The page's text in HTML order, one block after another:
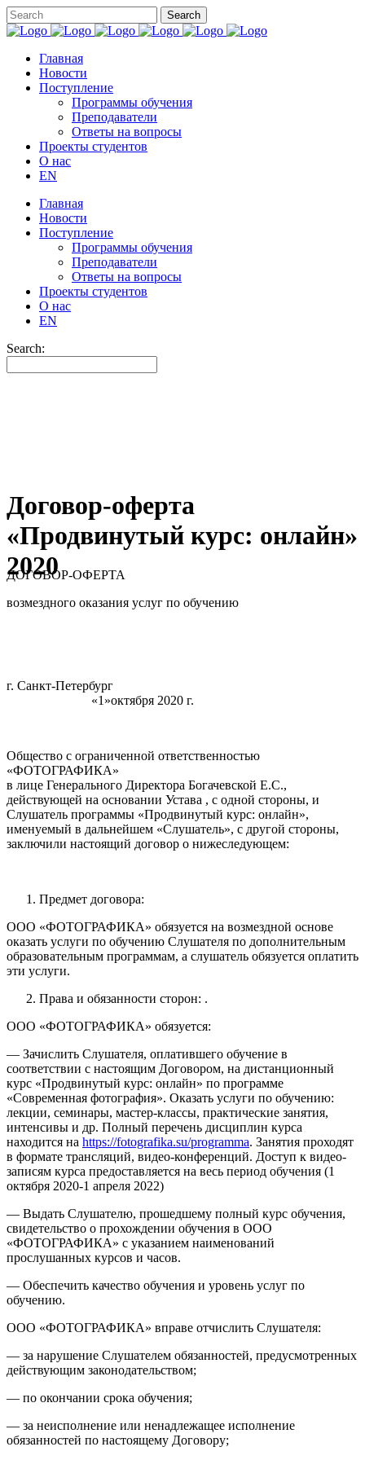
Главная
Новости
Поступление
Программы обучения
Преподаватели
Ответы на вопросы
Проекты студентов
О нас
EN
Главная
Новости
Поступление
Программы обучения
Преподаватели
Ответы на вопросы
Проекты студентов
О нас
EN
Search:
Договор-оферта
«Продвинутый курс: онлайн»
2020
ДОГОВОР-ОФЕРТА
возмездного оказания услуг по обучению
г. Санкт-Петербург
«1»октября 2020 г.
Общество с ограниченной ответственностью
«ФОТОГРАФИКА»
в лице Генерального Директора Богачевской Е.С.,
действующей на основании Устава , с одной стороны, и
Слушатель программы «Продвинутый курс: онлайн»,
именуемый в дальнейшем «Слушатель», с другой стороны,
заключили настоящий договор о нижеследующем:
Предмет договора:
ООО «ФОТОГРАФИКА» обязуется на возмездной основе
оказать услуги по обучению Слушателя по дополнительным
образовательным программам, а слушатель обязуется оплатить
эти услуги.
Права и обязанности сторон: .
ООО «ФОТОГРАФИКА» обязуется:
— Зачислить Слушателя, оплатившего обучение в
соответствии с настоящим Договором, на дистанционный
курс «Продвинутый курс: онлайн» по программе
«Современная фотография». Оказать услуги по обучению:
лекции, семинары, мастер-классы, практические занятия,
интенсивы и др. Полный перечень дисциплин курса
находится на https://fotografika.su/programma. Занятия проходят
в формате трансляций, видео-конференций. Доступ к видео-
записям курса предоставляется на весь период обучения (1
октября 2020-1 апреля 2022)
— Выдать Слушателю, прошедшему полный курс обучения,
свидетельство о прохождении обучения в ООО
«ФОТОГРАФИКА» с указанием наименований
прослушанных курсов и часов.
— Обеспечить качество обучения и уровень услуг по
обучению.
ООО «ФОТОГРАФИКА» вправе отчислить Слушателя:
— за нарушение Слушателем обязанностей, предусмотренных
действующим законодательством;
— по окончании срока обучения;
— за неисполнение или ненадлежащее исполнение
обязанностей по настоящему Договору;